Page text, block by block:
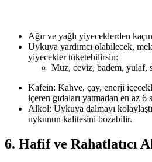
Ağır ve yağlı yiyeceklerden
Uykuya yardımcı olabilecek,
yiyecekler tüketebilirsin:
Muz, ceviz, badem, yulaf,
Kafein: Kahve, çay, enerji
içeren gıdaları yatmadan en az 6
Alkol: Uykuya dalmayı
uykunun kalitesini bozabilir.
6. Hafif ve Rahatlatıcı